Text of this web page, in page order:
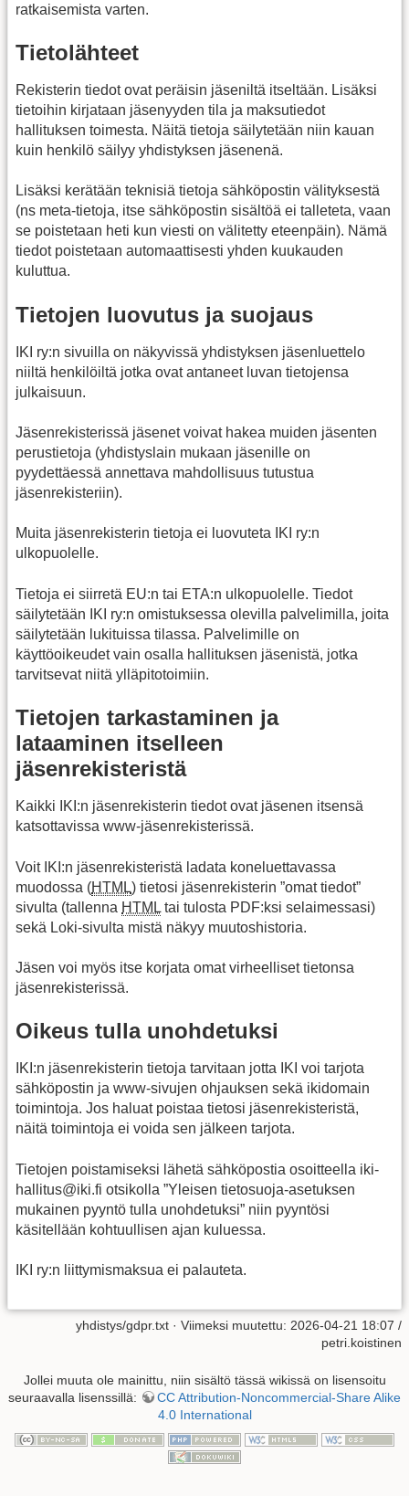
ratkaisemista varten.
Tietolähteet
Rekisterin tiedot ovat peräisin jäseniltä itseltään. Lisäksi
tietoihin kirjataan jäsenyyden tila ja maksutiedot
hallituksen toimesta. Näitä tietoja säilytetään niin kauan
kuin henkilö säilyy yhdistyksen jäsenenä.
Lisäksi kerätään teknisiä tietoja sähköpostin välityksestä
(ns meta-tietoja, itse sähköpostin sisältöä ei talleteta, vaan
se poistetaan heti kun viesti on välitetty eteenpäin). Nämä
tiedot poistetaan automaattisesti yhden kuukauden
kuluttua.
Tietojen luovutus ja suojaus
IKI ry:n sivuilla on näkyvissä yhdistyksen jäsenluettelo
niiltä henkilöiltä jotka ovat antaneet luvan tietojensa
julkaisuun.
Jäsenrekisterissä jäsenet voivat hakea muiden jäsenten
perustietoja (yhdistyslain mukaan jäsenille on
pyydettäessä annettava mahdollisuus tutustua
jäsenrekisteriin).
Muita jäsenrekisterin tietoja ei luovuteta IKI ry:n
ulkopuolelle.
Tietoja ei siirretä EU:n tai ETA:n ulkopuolelle. Tiedot
säilytetään IKI ry:n omistuksessa olevilla palvelimilla, joita
säilytetään lukituissa tilassa. Palvelimille on
käyttöoikeudet vain osalla hallituksen jäsenistä, jotka
tarvitsevat niitä ylläpitotoimiin.
Tietojen tarkastaminen ja
lataaminen itselleen
jäsenrekisteristä
Kaikki IKI:n jäsenrekisterin tiedot ovat jäsenen itsensä
katsottavissa www-jäsenrekisterissä.
Voit IKI:n jäsenrekisteristä ladata koneluettavassa
muodossa (HTML) tietosi jäsenrekisterin ”omat tiedot”
sivulta (tallenna HTML tai tulosta PDF:ksi selaimessasi)
sekä Loki-sivulta mistä näkyy muutoshistoria.
Jäsen voi myös itse korjata omat virheelliset tietonsa
jäsenrekisterissä.
Oikeus tulla unohdetuksi
IKI:n jäsenrekisterin tietoja tarvitaan jotta IKI voi tarjota
sähköpostin ja www-sivujen ohjauksen sekä ikidomain
toimintoja. Jos haluat poistaa tietosi jäsenrekisteristä,
näitä toimintoja ei voida sen jälkeen tarjota.
Tietojen poistamiseksi lähetä sähköpostia osoitteella iki-
hallitus@iki.fi otsikolla ”Yleisen tietosuoja-asetuksen
mukainen pyyntö tulla unohdetuksi” niin pyyntösi
käsitellään kohtuullisen ajan kuluessa.
IKI ry:n liittymismaksua ei palauteta.
yhdistys/gdpr.txt · Viimeksi muutettu: 2026-04-21 18:07 /
petri.koistinen
Jollei muuta ole mainittu, niin sisältö tässä wikissä on lisensoitu
seuraavalla lisenssillä:
CC Attribution-Noncommercial-Share Alike
4.0 International